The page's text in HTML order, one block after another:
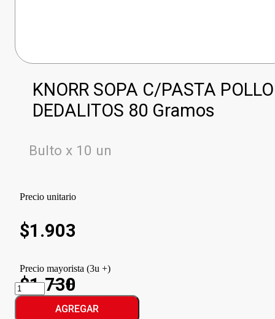
KNORR SOPA C/PASTA POLLO
DEDALITOS 80 Gramos
Bulto x 10 un
Precio unitario
$1.903
Precio mayorista (3u +)
$1.730
KNORR
SOPA
C/PASTA
AGREGAR